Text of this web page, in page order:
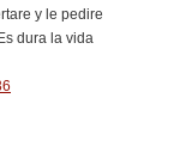
y le pedire
dura la vida